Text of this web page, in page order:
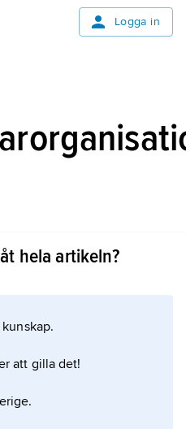
Logga in
1941–90
hela artikeln?
att gilla det!